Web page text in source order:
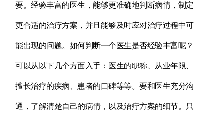
要。经验丰富的医生，能够更准确地判断病情，制定
更合适的治疗方案，并且能够及时应对治疗过程中可
能出现的问题。如何判断一个医生是否经验丰富呢？
可以从以下几个方面入手：医生的职称、从业年限、
擅长治疗的疾病、患者的口碑等等。要和医生充分沟
通，了解清楚自己的病情，以及治疗方案的细节。只